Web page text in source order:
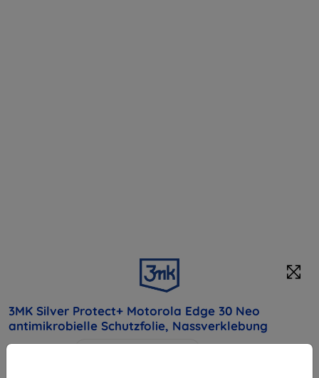
3MK Silver Protect+ Motorola Edge 30 Neo
antimikrobielle Schutzfolie, Nassverklebung